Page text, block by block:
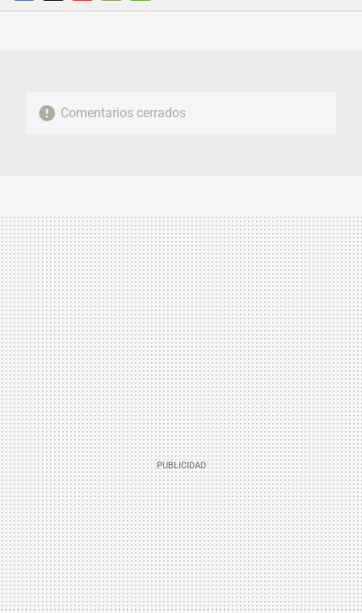
FACEBOOKTWITTERFLIPBOARD
E-
WHATSAPP
Comentarios cerrados